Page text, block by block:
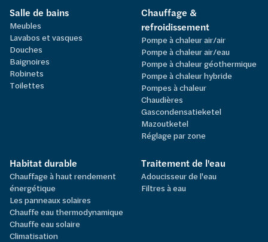
Salle de bains
Meubles
Lavabos et vasques
Douches
Baignoires
Robinets
Toilettes
Chauffage &
refroidissement
Pompe à chaleur air/air
Pompe à chaleur air/eau
Pompe à chaleur géothermique
Pompe à chaleur hybride
Pompes à chaleur
Chaudières
Gascondensatieketel
Mazoutketel
Réglage par zone
Habitat durable
Chauffage à haut rendement
énergétique
Les panneaux solaires
Chauffe eau thermodynamique
Chauffe eau solaire
Climatisation
Traitement de l'eau
Adoucisseur de l'eau
Filtres à eau